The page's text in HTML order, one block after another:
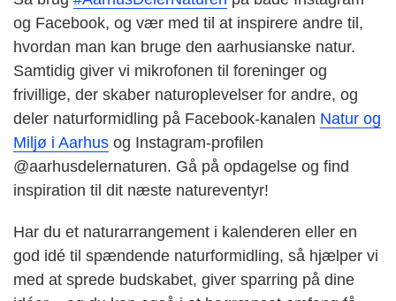
og Facebook, og vær med til at inspirere andre til,
hvordan man kan bruge den aarhusianske natur.
Samtidig giver vi mikrofonen til foreninger og
frivillige, der skaber naturoplevelser for andre, og
deler naturformidling på Facebook-kanalen Natur og
Miljø i Aarhus og Instagram-profilen
@aarhusdelernaturen. Gå på opdagelse og find
inspiration til dit næste natureventyr!
Har du et naturarrangement i kalenderen eller en
god idé til spændende naturformidling, så hjælper vi
med at sprede budskabet, giver sparring på dine